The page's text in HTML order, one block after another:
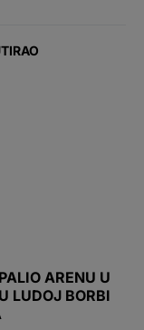
ARENU U
LUDOJ BORBI